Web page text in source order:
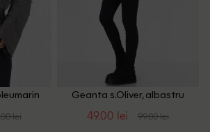
lei
Geanta s.Oliver, albastru
49.00 lei 99.00 lei